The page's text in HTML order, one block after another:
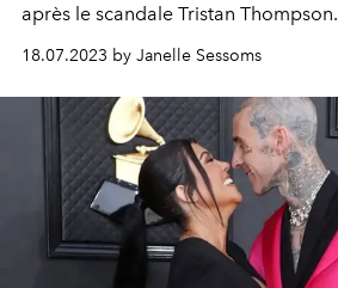
après le scandale Tristan Thompson.
18.07.2023 by Janelle Sessoms